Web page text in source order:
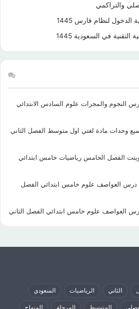
والتراكمي
لنظام فارس 1445
في السعودية 1445
النجوم والمجرات علوم السادس الابتدائي
وحدات مادة لغتي اول متوسط الفصل الثاني
الفصل الخامس رياضيات خامس ابتدائي
درس العواصف علوم خامس ابتدائي الفصل
العواصف علوم خامس ابتدائي الفصل الثاني
الثاني الرياضيات السعودي
المتوسط المرحلة المنهاج